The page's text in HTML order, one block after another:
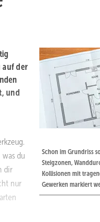
Schon im Grundriss
Steigzonen,
Kollisionen mit
Gewerken markiert
auf der
und
du
dir
nur